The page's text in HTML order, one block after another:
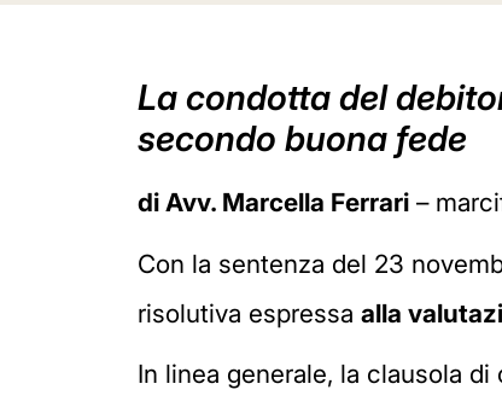
La condotta del
secondo buona fede
di Avv. Marcella Ferrari –
Con la sentenza del 23
risolutiva espressa alla
In linea generale, la clausola